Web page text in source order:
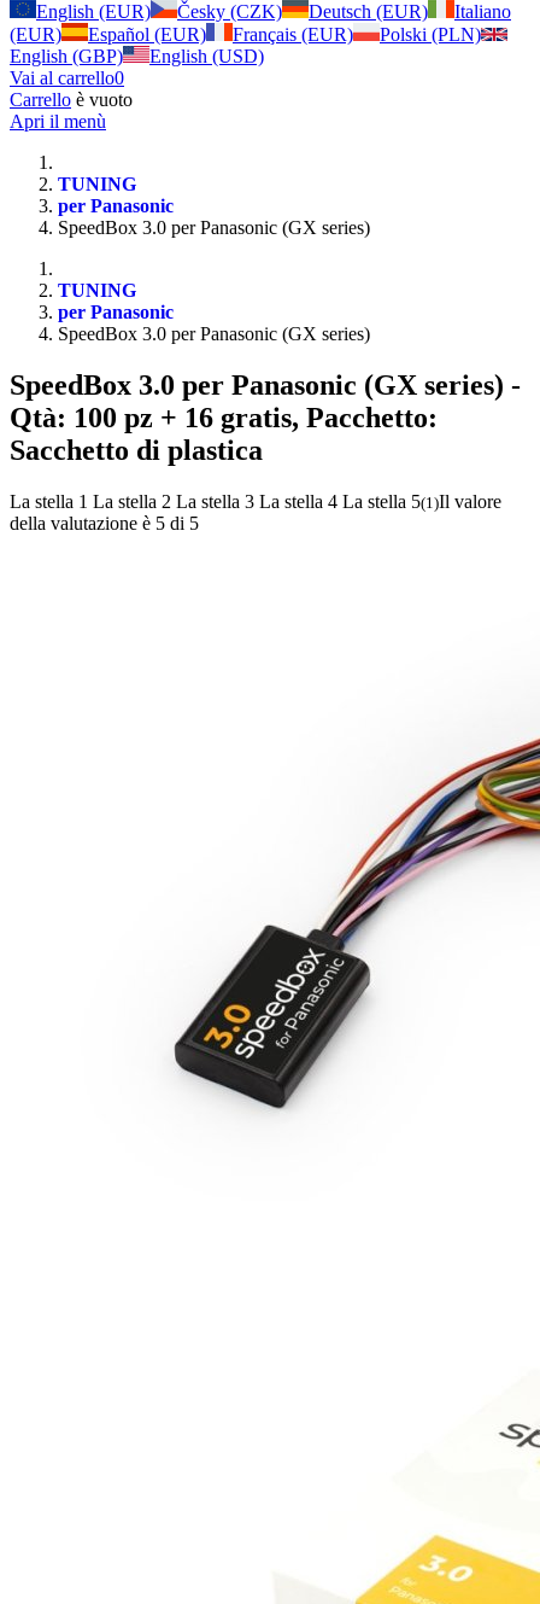
English (EUR)
Česky (CZK) Deutsch (EUR)
Italiano
(EUR)
Español (EUR) Français (EUR)
Polski (PLN)
English (GBP)
English (USD)
Vai al carrello0
Carrello è vuoto
Apri il menù
TUNING
per Panasonic
SpeedBox 3.0 per Panasonic (GX series)
TUNING
per Panasonic
SpeedBox 3.0 per Panasonic (GX series)
SpeedBox 3.0 per Panasonic (GX series) -
Qtà: 100 pz + 16 gratis, Pacchetto:
Sacchetto di plastica
La stella 1 La stella 2 La stella 3 La stella 4 La stella 5(1 )Il valore
della valutazione è 5 di 5